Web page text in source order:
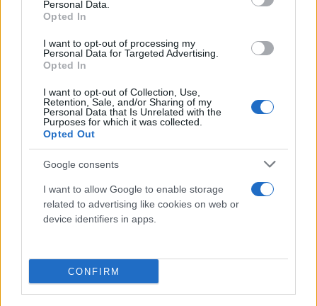
Personal Data.
Opted In
I want to opt-out of processing my
Personal Data for Targeted Advertising.
Opted In
I want to opt-out of Collection, Use,
Retention, Sale, and/or Sharing of my
Personal Data that Is Unrelated with the
Purposes for which it was collected.
Opted Out
Google consents
I want to allow Google to enable storage
related to advertising like cookies on web or
device identifiers in apps.
CONFIRM
Χανιά: Συγκλονιστικό βίντεο με ναυαγοσώστη να
σώζει γυναίκα δίνοντας μάχη με τα κύματα
10.08.2026